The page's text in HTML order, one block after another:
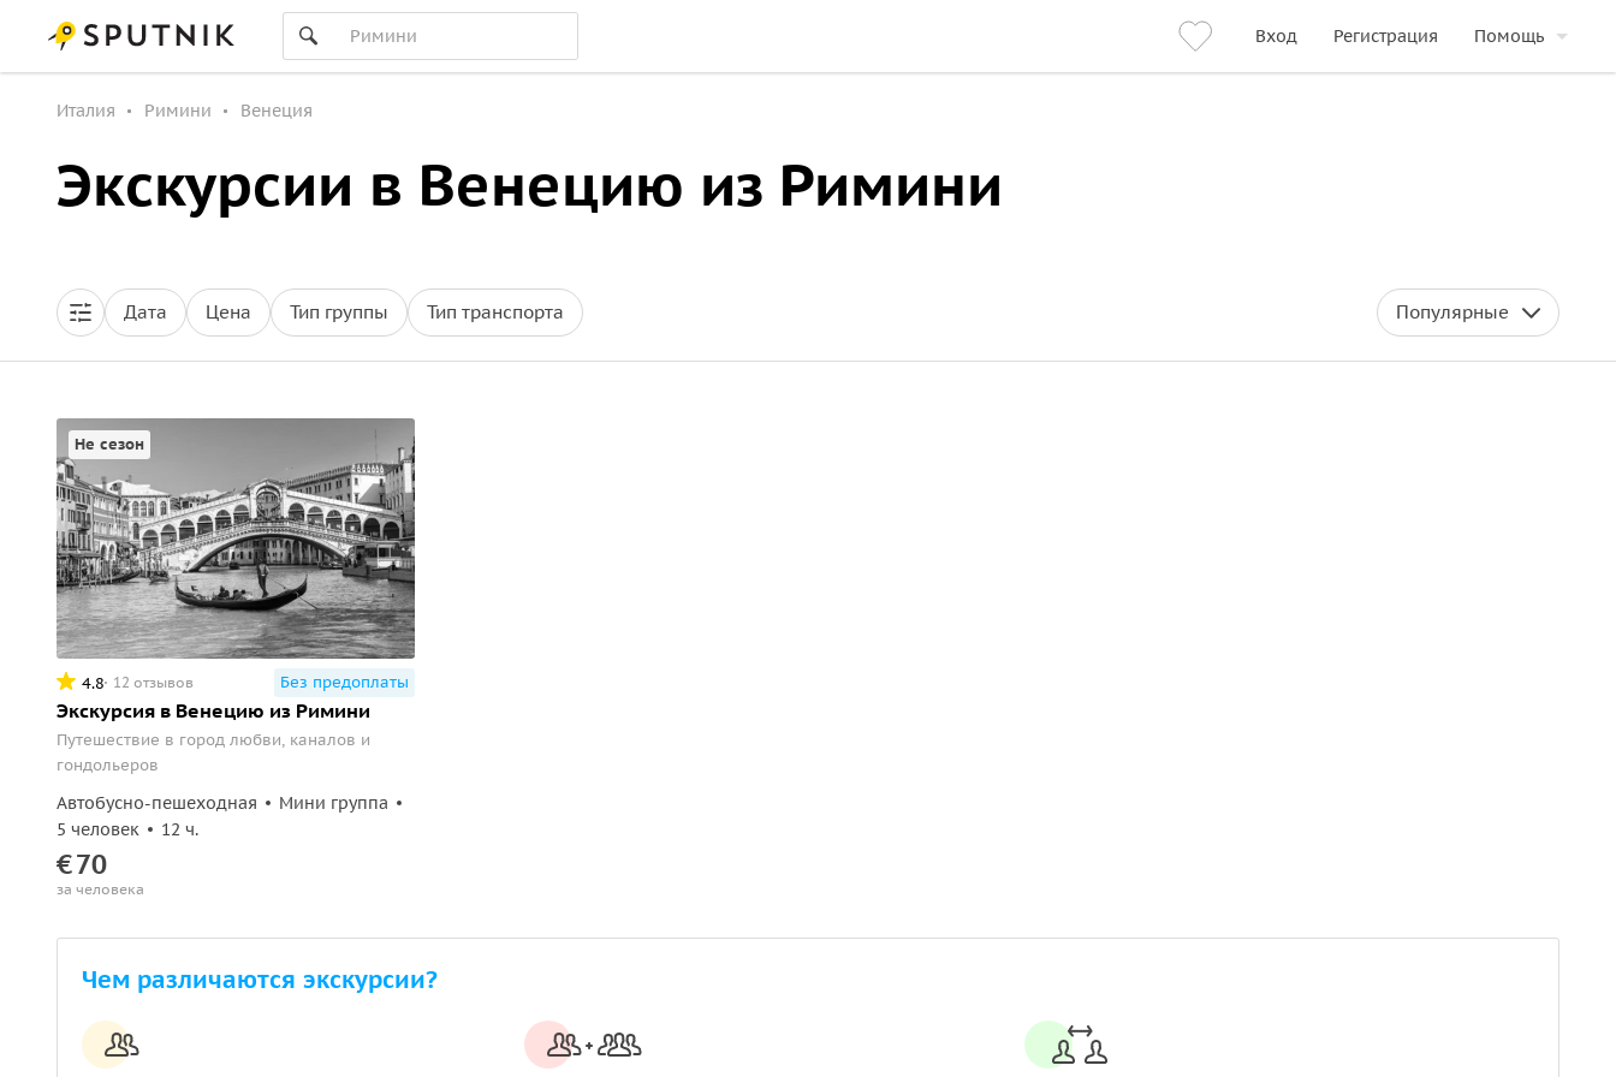
Вход Регистрация Помощь
Италия Римини Венеция
Экскурсии в Венецию из Римини
Дата Цена Тип группы Тип транспорта Популярные
Не сезон
4.8 12 отзывов Без предоплаты
Экскурсия в Венецию из Римини
Путешествие в город любви, каналов и
гондольеров
Автобусно-пешеходная
Мини группа
5 человек
12 ч.
€70
за человека
Чем различаются экскурсии?